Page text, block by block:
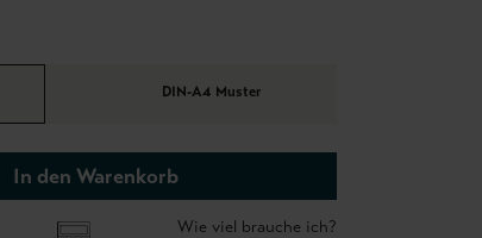
DIN-A4 Muster
In den Warenkorb
Wie viel brauche ich?